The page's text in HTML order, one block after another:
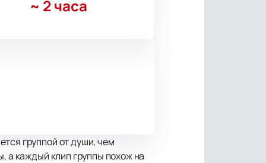
~ 2 часа
группой от души, чем
а каждый клип группы похож на